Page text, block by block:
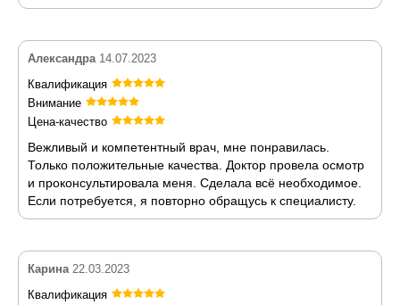
Александра 14.07.2023
Квалификация
Внимание
Цена-качество
Вежливый и компетентный врач, мне понравилась.
Только положительные качества. Доктор провела осмотр
и проконсультировала меня. Сделала всё необходимое.
Если потребуется, я повторно обращусь к специалисту.
Карина 22.03.2023
Квалификация